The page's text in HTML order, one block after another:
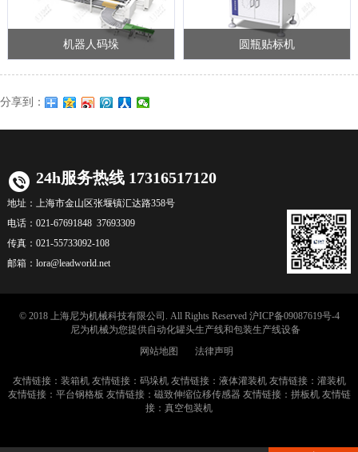
机器人码垛 圆瓶贴标机
分享到：
24h服务热线 17316517120
地址：
上海市金山区张堰镇汇达路358号
电话： 021-67691848 37693309
传真： 021-55733092-108
邮箱： lora@leadworld.net
© 2018 上海尼为机械科技有限公司. All Rights Reserved 沪ICP备09087619号-4
尼为机械为您提供自动化罐头生产线和包装生产线设备
网站地图
法律声明
友情链接： 装箱机友情链接： 码垛机友情链接： 液体灌装机友情链接： 灌装机
友情链接： 平台钢格板 友情链接： 磁致伸缩位移传感器 友情链接： 拼板机友情链
接： 真空包装机